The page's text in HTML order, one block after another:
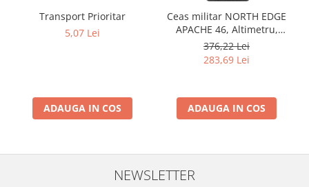
Transport Prioritar
5,07 Lei
ADAUGA IN COS
Ceas militar NORTH EDGE
APACHE 46, Altimetru,
Barometru, Cronometru,
Termometru, Pedometru,
376,22 Lei
283,69 Lei
ADAUGA IN COS
NEWSLETTER